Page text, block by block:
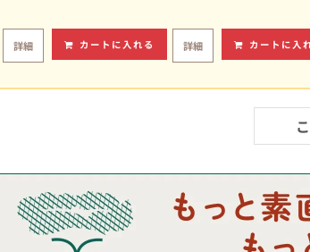
詳細 カートに入れる 詳細 カートに入